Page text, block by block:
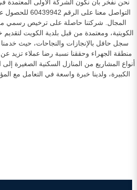
نحن نفخر بأن نكون الشركة الأولى المعتمدة
التواصل معنا
المجال. شركتنا حاصلة على ترخيص رسمي من
الكويتية، ومعتمدة من قبل بلدية الكويت
أنواع المشاريع من المنازل السكنية الصغيرة إلى
الكبيرة، ولدينا خبرة واسعة في التعامل مع